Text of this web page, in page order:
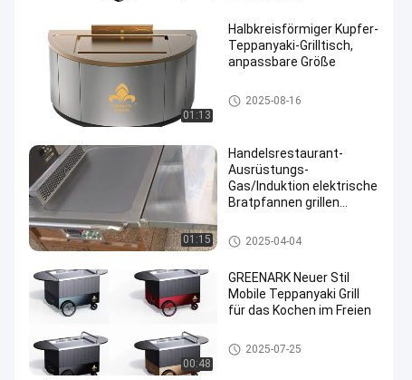
01:13
Halbkreisförmiger Kupfer-
Teppanyaki-Grilltisch,
anpassbare Größe
Teppanyaki-Grill-Tabelle
2025-08-16
01:15
Handelsrestaurant-
Ausrüstungs-
Gas/Induktion elektrische
Bratpfannen grillen
Tabelle
Teppanyaki-Grill-Tabelle
2025-04-04
00:48
GREENARK Neuer Stil
Mobile Teppanyaki Grill
für das Kochen im Freien
Teppanyaki-Grill-Tabelle
2025-07-25